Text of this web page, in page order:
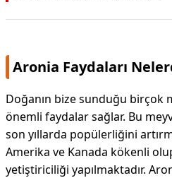
Aronia Faydaları
Doğanın bize sunduğu birçok
önemli faydalar sağlar. Bu
son yıllarda popülerliğini
Amerika ve Kanada kökenli
yetiştiriciliği yapılmaktadır.